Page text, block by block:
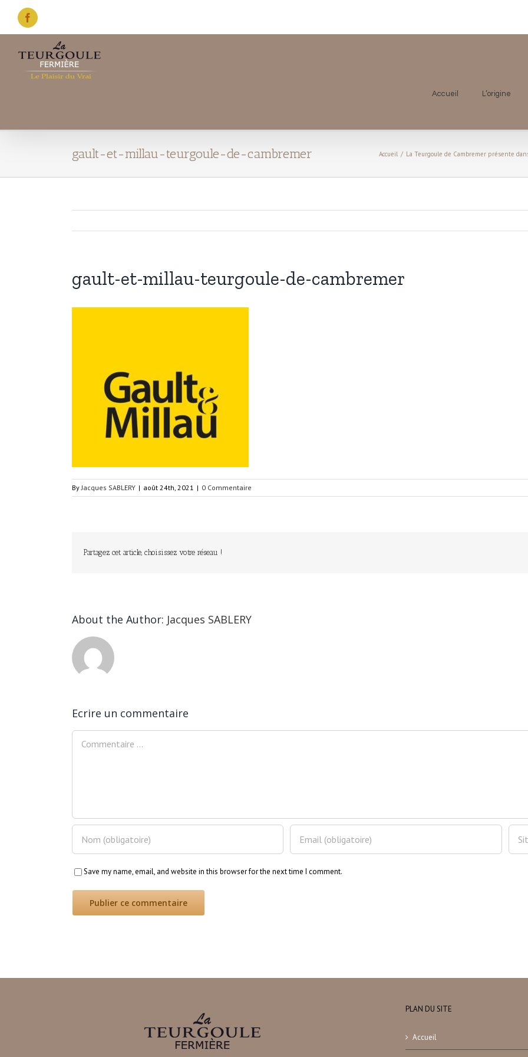
content
Facebook
Accueil L’origine
gault-et-millau-teurgoule-de-cambremer Accueil / La Teurgoule de Cambremer présente
gault-et-millau-teurgoule-de-cambremer
ByJacques SABLERY | août 24th, 2021 | 0 Commentaire
Partagez cet article, choisissez votre réseau !
About the Author: Jacques SABLERY
Ecrire un commentaire
Comment
Save my name, email, and website in this browser for the next time I comment.
PLAN DU SITE
Accueil